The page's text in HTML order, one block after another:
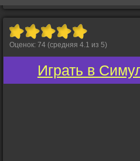
Оценок: 74 (средняя 4.1 из 5)
Играть в